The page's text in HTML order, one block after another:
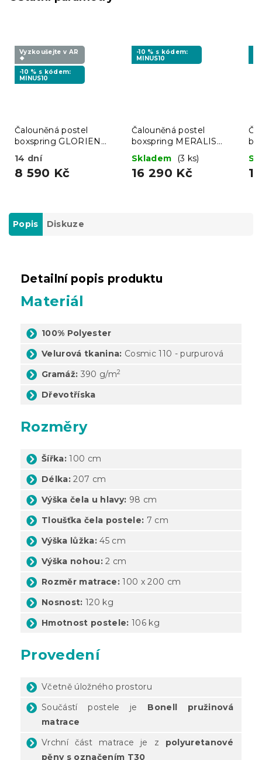
Vyzkoušejte v AR
❖
-10 % s kódem:
MINUS10
Čalouněná postel
boxspring GLORIEN
VELVET 90x200 cm
šedáKRONOS 15
14 dní
8 590 Kč
-10 % s kódem:
MINUS10
Čalouněná postel
boxspring MERALIS
180x200 cm šedá
COSMIC 160
Skladem (3 ks)
16 290 Kč
Popis Diskuze
Detailní popis produktu
Materiál
100% Polyester
Velurová tkanina: Cosmic 110 - purpurová
Gramáž: 390 g/m2
Dřevotříska
Rozměry
Šířka: 100 cm
Délka: 207 cm
Výška čela u hlavy: 98 cm
Tloušťka čela postele: 7 cm
Výška lůžka: 45 cm
Výška nohou: 2 cm
Rozměr matrace: 100 x 200 cm
Nosnost: 120 kg
Hmotnost postele: 106 kg
Provedení
Včetně úložného prostoru
Součástí postele je Bonell pružinová
matrace
Vrchní část
matrace je z polyuretanové
pěny s označením T30